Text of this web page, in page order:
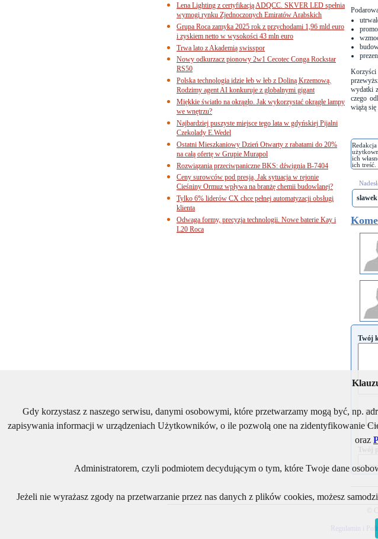
wydatki
czego
wiążą
ich
ich treść.
slawek
Twój
Lena Lighting z certyfikacją ADQCC. SKVER LED spełnia
wymogi rynku Zjednoczonych Emiratów Arabskich
Grupa Roca zamyka 2025 rok z przychodami 1,96 mld euro
i zyskiem netto w wysokości 43 mln euro
Trwa lato z Akademią swisspor
Nowy odkurzacz pionowy 2w1 Cecotec Conga Rockstar
RS50
Polska technologia idzie łeb w łeb z Doliną Krzemową.
Rodzimy agent AI konkuruje z globalnymi gigant
Miękkie światło na okrągło. Jak wykorzystać okrągłe lampy
we wnętrzu?
Najbardziej puszyste miejsce tego lata w gdyńskiej Pijalni
Czekolady E.Wedel
Ostatni Mieszkaniowy Dzień Otwarty z rabatami do 20%
na całą ofertę w Grupie Murapol
Rozwiązania przeciwpaniczne BKS: dźwignia B-7404
Ceny surowców pod presją. Jak sytuacja w rejonie
Cieśniny Ormuz wpływa na branżę chemii budowlanej?
Tylko 6% liderów CX chce pełnej automatyzacji obsługi
klienta
Odwaga formy, precyzja technologii. Nowe baterie Kay i
L20 Roca
©
Regulamin i
Gdy korzystasz z naszego serwisu, danymi osobowymi, które przetwarzamy mogą być, np.
zapisywania informacji w urządzeniach Użytkowników, o ile pozwolą one na zidentyfikowanie
oraz
Administratorem, czyli podmiotem decydującym o tym, które Twoje dane
Jeżeli nie wyrażasz zgody na przetwarzanie przez nas danych z plików cookies, możesz